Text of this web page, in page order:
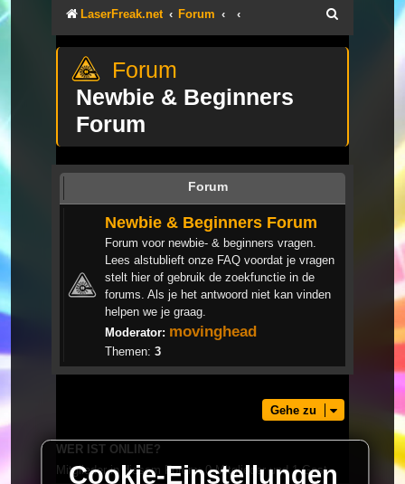
LaserFreak.net Forum
Newbie & Beginners
Forum
Forum
Newbie & Beginners Forum
Forum voor newbie- & beginners vragen.
Lees alstublieft onze FAQ voordat je vragen
stelt hier of gebruik de zoekfunctie in de
forums. Als je het antwoord niet kan vinden
helpen we je graag.
Moderator: movinghead
Themen: 3
Gehe zu
WER IST ONLINE?
Mitglieder in diesem Forum: 0 Mitglieder und 1 Gast
Cookie-Einstellungen